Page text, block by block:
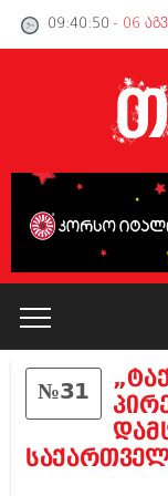
09:40:50 - 06
კატალოგი
პოლიტიკა
№31